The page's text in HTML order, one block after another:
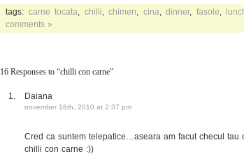
tags: carne tocata chilli chimen cina dinner, fasole
comments »
16 Responses to “chilli con carne”
Daiana
november 16th, 2010 at 2:37 pm
Cred ca suntem telepatice…aseara am facut checul tau
chilli con carne :))